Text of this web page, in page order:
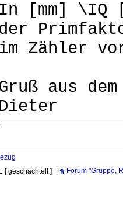
In [mm] \IQ
der
im Zähler
aus
Dieter
[ geschachtelt ] Forum "Gruppe,